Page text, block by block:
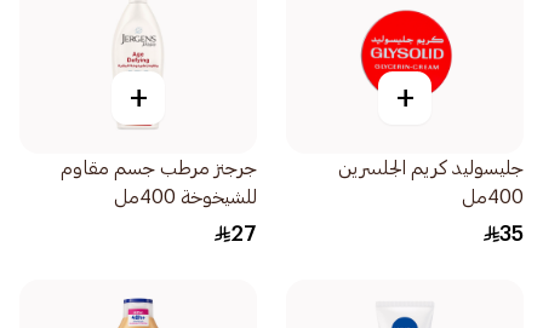
+
جليسوليد كريم الجلسرين
400مل
35
+
جرجنز مرطب جسم مقاوم
للشيخوخة 400مل
27